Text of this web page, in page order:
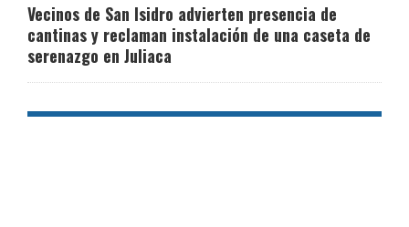
Vecinos de San Isidro advierten presencia de
cantinas y reclaman instalación de una caseta de
serenazgo en Juliaca